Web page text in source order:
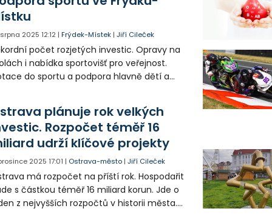
srpna 2025 12:12 |Frýdek-Místek |Jiří Cileček
počet rozjetých investic. Opravy na
i nabídka sportovišť pro veřejnost.
do sportu a podpora hlavně dětí a
plánuje rok velkých
Rozpočet téměř 16
udrží klíčové projekty
2025 17:01 | Ostrava-město |Jiří Cileček
má rozpočet na příští rok. Hospodařit
s částkou téměř 16 miliard korun. Jde o
z nejvyšších rozpočtů v historii města.